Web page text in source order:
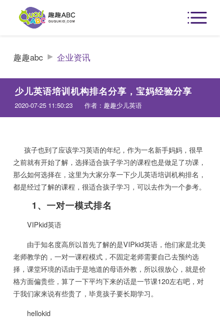
趣趣abc 企业资讯
少儿英语培训机构排名分享，宝妈经验分享
2020-07-25 11:50:23 作者：趣趣少儿英语
孩子也到了应该学习英语的年纪，作为一名新手妈妈，很早
之前就有开始了解，选择适合孩子学习的课程也是做足了功课，
那么如何选择在，这里为大家分享一下少儿英语培训机构排名，
都是经过了解的课程，很适合孩子学习，可以去作为一个参考。
1、一对一模式排名
VIPkid英语
由于知名度高所以首先了解的是VIPkid英语，他们家是北美
老师教学的，一对一课程模式，不固定老师需要自己去预约选
择，课堂环境的话由于是地道的母语外教，所以很放心，就是价
格方面偏贵些，算了一下平均下来的话是一节课120左右吧，对
于我们家来说有些贵了，毕竟孩子要长期学习。
hellokid